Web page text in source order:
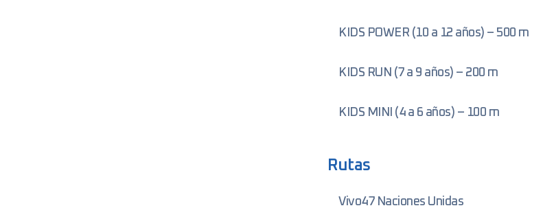
KIDS POWER (10 a 12 años) – 500 m
KIDS RUN (7 a 9 años) – 200 m
KIDS MINI (4 a 6 años) – 100 m
Rutas
Vivo47 Naciones Unidas